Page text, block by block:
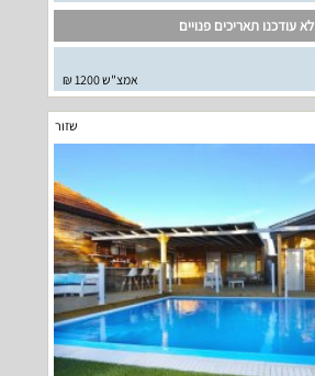
לא עודכנו תאריכים פנויים
אמצ"ש 1200 ₪
שזור